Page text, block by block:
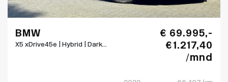
BMW
X5 xDrive45e | Hybrid | Dark...
€ 69.995,-
€ 1.217,40
/mnd